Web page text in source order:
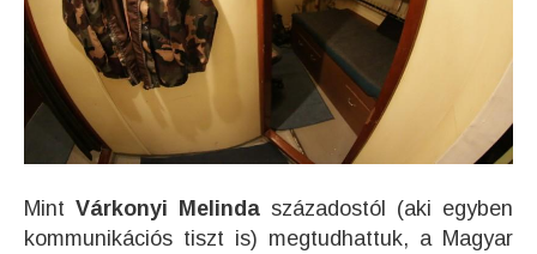
Mint Várkonyi Melinda századostól (aki egyben
kommunikációs tiszt is) megtudhattuk, a Magyar